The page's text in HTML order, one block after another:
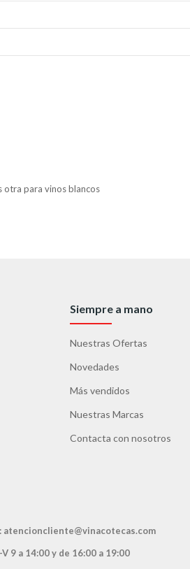
otra para vinos blancos
Siempre a mano
Nuestras Ofertas
Novedades
Más vendidos
Nuestras Marcas
Contacta con nosotros
: atencioncliente@vinacotecas.com
9 a 14:00 y de 16:00 a 19:00